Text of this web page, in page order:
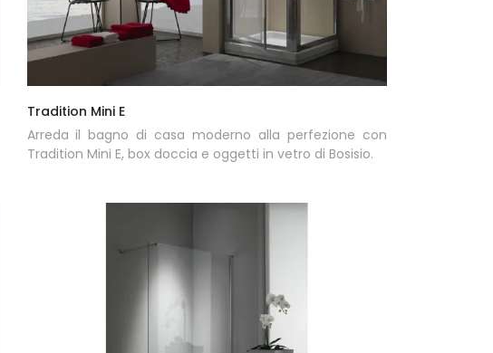
Tradition Mini E
Arreda il bagno di casa moderno alla perfezione con
Tradition Mini E, box doccia e oggetti in vetro di Bosisio.